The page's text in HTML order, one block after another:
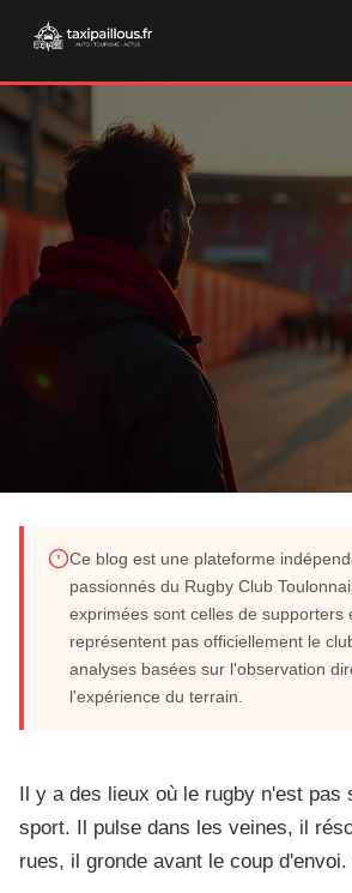
Le blog du RCT : toute
Rouge et Noir en 2026
Mai 2026
15 min de lecture
Ce blog est une plateforme
passionnés du Rugby Club
exprimées sont celles de supporters
représentent pas officiellement le
analyses basées sur l'observation
l'expérience du terrain.
Il y a des lieux où le rugby n'est pas
sport. Il pulse dans les veines, il
rues, il gronde avant le coup